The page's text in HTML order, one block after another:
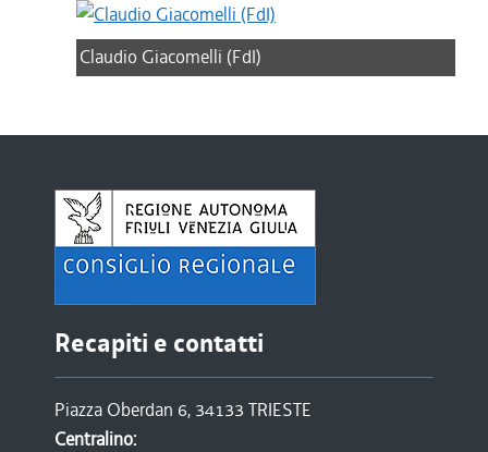
Claudio Giacomelli (FdI)
Recapiti e contatti
Piazza Oberdan 6, 34133 TRIESTE
Centralino: